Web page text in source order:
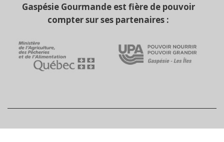
Gaspésie Gourmande est fière de pouvoir
compter sur ses partenaires :
© Copyright Gaspésie Gourmande2026| Réalisation de